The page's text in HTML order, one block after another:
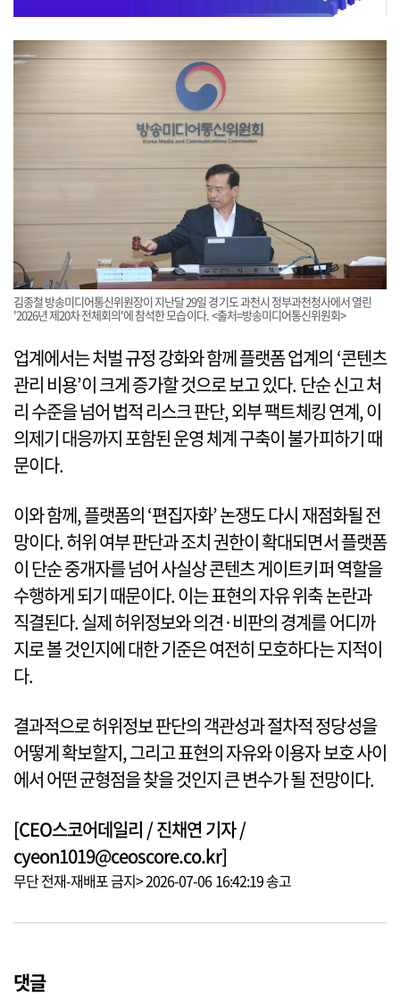
김종철 방송미디어통신위원장이 지난달 29일 경기도 과천시 정부과천청사에서 열린
'2026년 제20차 전체회의'에 참석한 모습이다. <출처=방송미디어통신위원회>
업계에서는 처벌 규정 강화와 함께 플랫폼 업계의 ‘콘텐츠
관리 비용’이 크게 증가할 것으로 보고 있다. 단순 신고 처
리 수준을 넘어 법적 리스크 판단, 외부 팩트체킹 연계, 이
의제기 대응까지 포함된 운영 체계 구축이 불가피하기 때
문이다.
이와 함께, 플랫폼의 ‘편집자화’ 논쟁도 다시 재점화될 전
망이다. 허위 여부 판단과 조치 권한이 확대되면서 플랫폼
이 단순 중개자를 넘어 사실상 콘텐츠 게이트키퍼 역할을
수행하게 되기 때문이다. 이는 표현의 자유 위축 논란과
직결된다. 실제 허위정보와 의견·비판의 경계를 어디까
지로 볼 것인지에 대한 기준은 여전히 모호하다는 지적이
다.
결과적으로 허위정보 판단의 객관성과 절차적 정당성을
어떻게 확보할지, 그리고 표현의 자유와 이용자 보호 사이
에서 어떤 균형점을 찾을 것인지 큰 변수가 될 전망이다.
[CEO스코어데일리 / 진채연 기자 /
cyeon1019@ceoscore.co.kr]
무단 전재-재배포 금지> 2026-07-06 16:42:19 송고
댓글